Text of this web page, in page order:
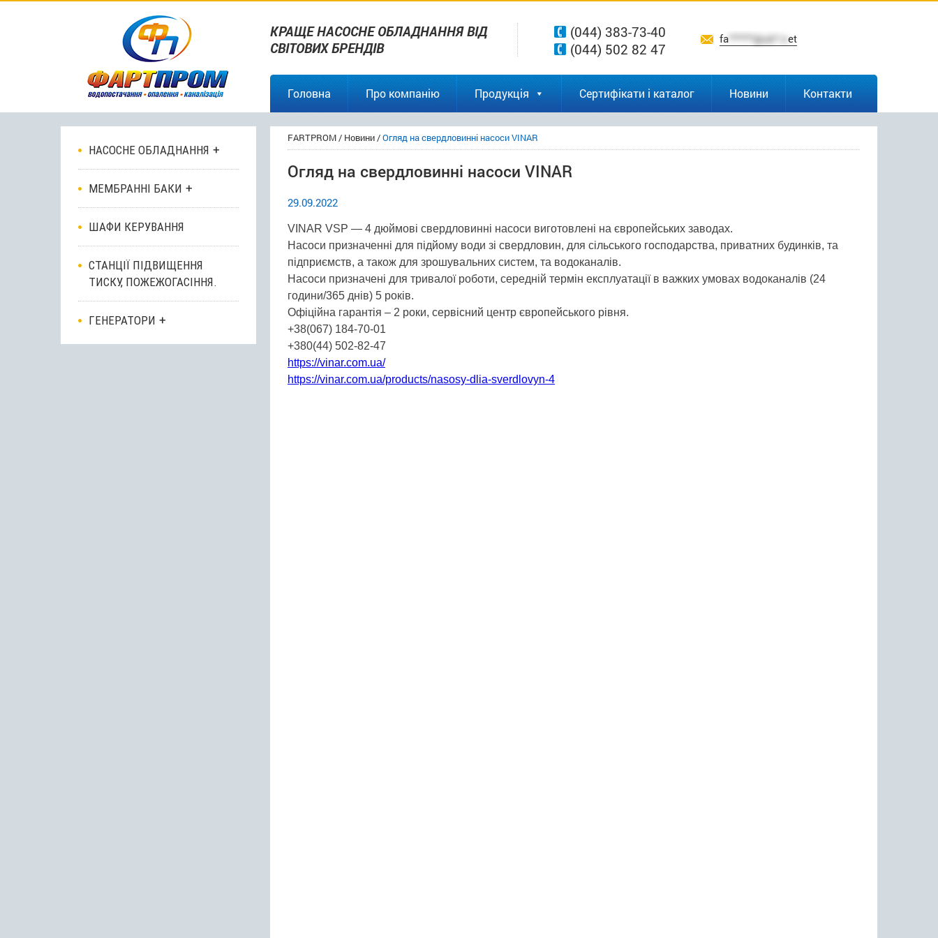
КРАЩЕ НАСОСНЕ ОБЛАДНАННЯ ВІД
СВІТОВИХ БРЕНДІВ
(044) 383-73-40
(044) 502 82 47
fa ******@uk*.n et
Головна Про компанію Продукція Сертифікати і каталог Новини Контакти
НАСОСНЕ ОБЛАДНАННЯ
МЕМБРАННІ БАКИ
ШАФИ КЕРУВАННЯ
СТАНЦІЇ ПІДВИЩЕННЯ
ТИСКУ, ПОЖЕЖОГАСІННЯ.
ГЕНЕРАТОРИ
FARTPROM/ Новини/Огляд на свердловинні насоси VINAR
Огляд на свердловинні насоси VINAR
29.09.2022
VINAR VSP — 4 дюймові свердловинні насоси виготовлені на європейських заводах.
Насоси призначенні для підйому води зі свердловин, для сільського господарства, приватних будинків, та
підприємств, а також для зрошувальних систем, та водоканалів.
Насоси призначені для тривалої роботи, середній термін експлуатації в важких умовах водоканалів (24
години/365 днів) 5 років.
Офіційна гарантія – 2 роки, сервісний центр європейського рівня.
+38(067) 184-70-01
+380(44) 502-82-47
https://vinar.com.ua/
https://vinar.com.ua/products/nasosy-dlia-sverdlovyn-4